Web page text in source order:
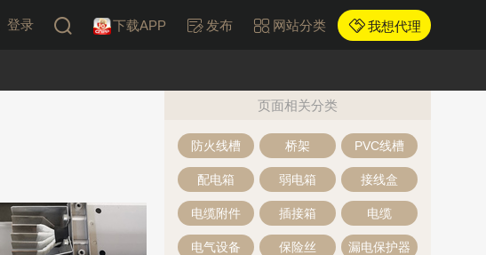
登录 下载APP 发布 网站分类 我想代理
页面相关分类
防火线槽 桥架 PVC线槽
配电箱 弱电箱 接线盒
电缆附件 插接箱 电缆
电气设备 保险丝 漏电保护器